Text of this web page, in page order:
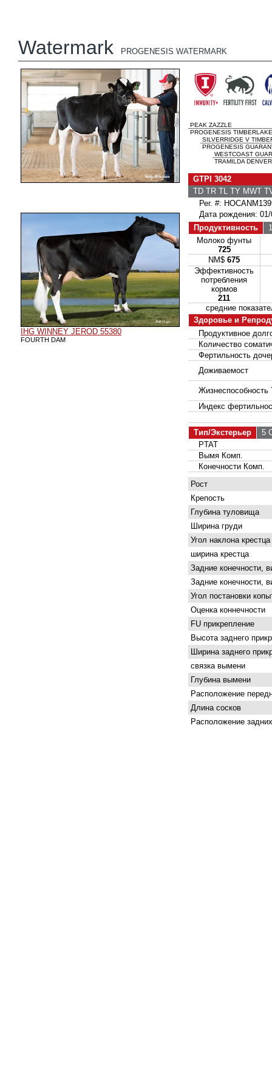
Watermark PROGENESIS WATERMARK
IHG WINNEY JEROD 55380
FOURTH DAM
PEAK ZAZZLE
PROGENESIS
SILVERRIDGE V
PROGENESIS
WESTCOAST
TRAMILDA
GTPI 3042
TD TR TL TY MWT
Рег. #:
Дата рождения: 01/
Продуктивность
Молоко фунты
725
NM$ 675
Эффективность
потребления
кормов
211
средние
Здоровье и
Продуктивное
Количество
Фертильность
Доживаемост
Жизнеспособность
Индекс
Тип/Экстерьер
5
PTAT
Вымя Комп.
Конечности Комп.
Рост
Крепость
Глубина туловища
Ширина груди
Угол наклона крестца
ширина крестца
Задние конечности,
Задние конечности,
Угол постановки
Оценка коннечности
FU прикрепление
Высота заднего
Ширина заднего
связка вымени
Глубина вымени
Расположение
Длина сосков
Расположение